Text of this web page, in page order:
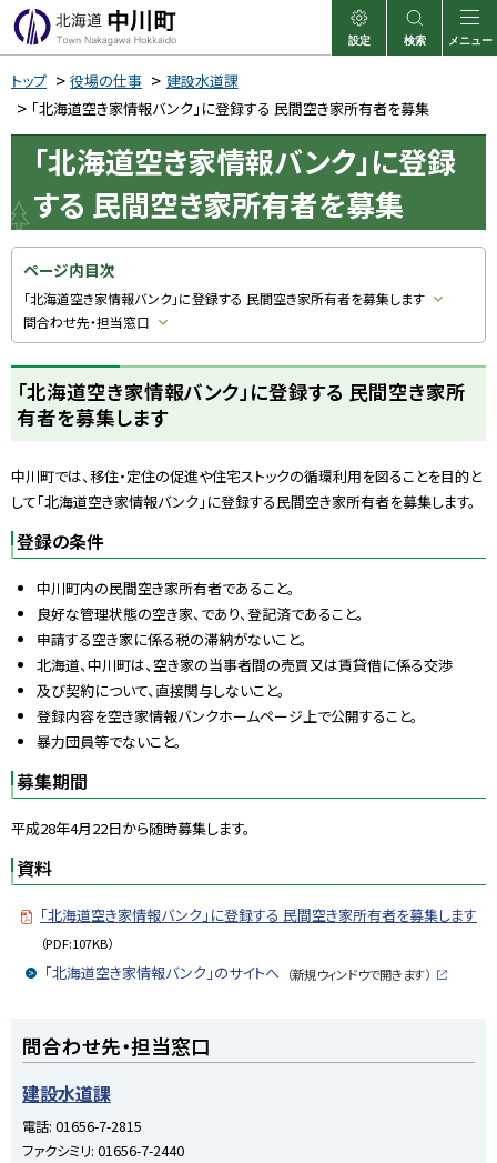
本
へ
ニ
ー
へ
中川町 表示
設定
検索
サイト内検索
メニュー
トップ 役場の仕事
建設水道課
「北海道空き家情報バンク」に登録する 民間空き家所有者を募集
「北海道空き家情報バンク」に登録
する 民間空き家所有者を募集
ページ内目次
「北海道空き家情報バンク」に登録する 民間空き家所有者を募集します
問合わせ先・担当窓口
「北海道空き家情報バンク」に登録する 民間空き家所
有者を募集します
中川町では、移住・定住の促進や住宅ストックの循環利用を図ることを目的と
して「北海道空き家情報バンク」に登録する民間空き家所有者を募集します。
登録の条件
中川町内の民間空き家所有者であること。
良好な管理状態の空き家、であり、登記済であること。
申請する空き家に係る税の滞納がないこと。
北海道、中川町は、空き家の当事者間の売買又は賃貸借に係る交渉
及び契約について、直接関与しないこと。
登録内容を空き家情報バンクホームページ上で公開すること。
暴力団員等でないこと。
募集期間
平成28年4月22日から随時募集します。
資料
「北海道空き家情報バンク」に登録する 民間空き家所有者を募集します
（PDF:107KB）
「北海道空き家情報バンク」のサイトへ （新規ウィンドウで開きます）
プ
に
戻
問合わせ先・担当窓口
建設水道課
電話: 01656-7-2815
ファクシミリ: 01656-7-2440